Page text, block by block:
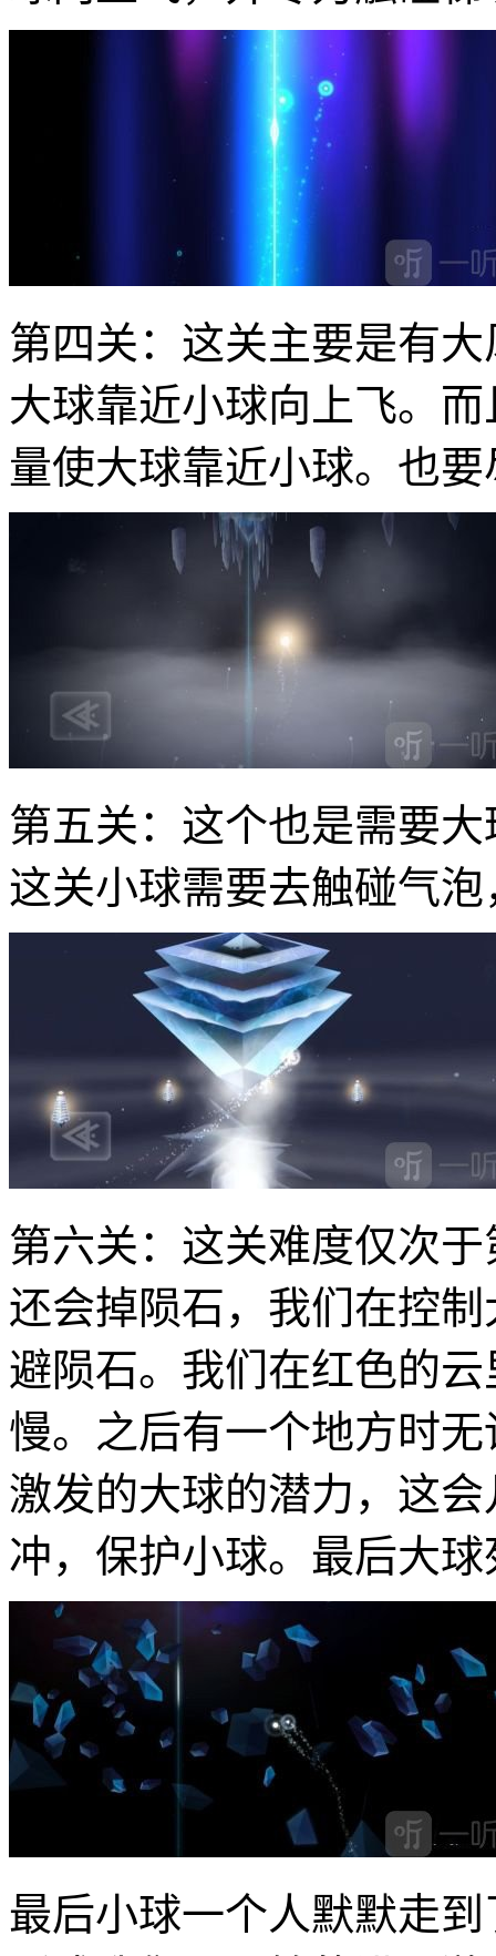
第四关：这关主要是有
大球靠近小球向上飞。
量使大球靠近小球。也
第五关：这个也是需要
这关小球需要去触碰气
第六关：这关难度仅次
还会掉陨石，我们在控
避陨石。我们在红色的
慢。之后有一个地方时
激发的大球的潜力，这
冲，保护小球。最后大球
最后小球一个人默默走